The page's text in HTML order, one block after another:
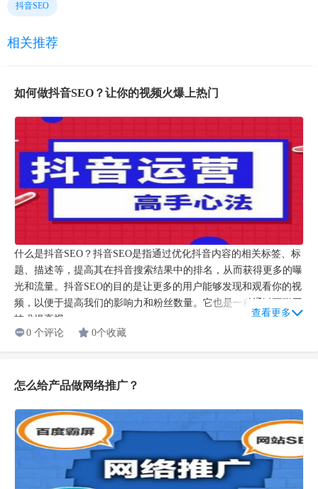
抖音SEO
相关推荐
如何做抖音SEO？让你的视频火爆上热门
什么是抖音SEO？抖音SEO是指通过优化抖音内容的相关标签、标
题、描述等，提高其在抖音搜索结果中的排名，从而获得更多的曝
光和流量。抖音SEO的目的是让更多的用户能够发现和观看你的视
频，以便于提高我们的影响力和粉丝数量。它也是一种通过互联网
技术提高视...
查看更多
0 个评论
0个收藏
怎么给产品做网络推广？